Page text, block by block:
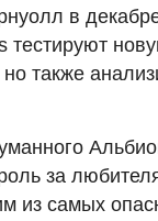
в
тестируют
также
за
из самых